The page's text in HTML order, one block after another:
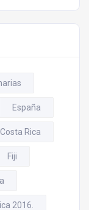
España
Rica
Fiji
2016.